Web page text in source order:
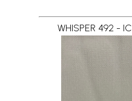
WHISPER 492 -